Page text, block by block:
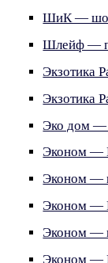
ШиК —
Шлейф —
Экзотика
Экзотика
Эко дом —
Эконом —
Эконом —
Эконом —
Эконом —
Эконом —